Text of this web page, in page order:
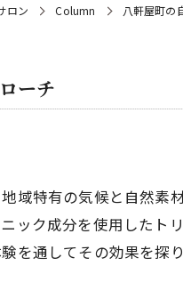
ロン Column 八軒屋町の
ーチ
域特有の気候と自然素
ック成分を使用したト
を通してその効果を探り